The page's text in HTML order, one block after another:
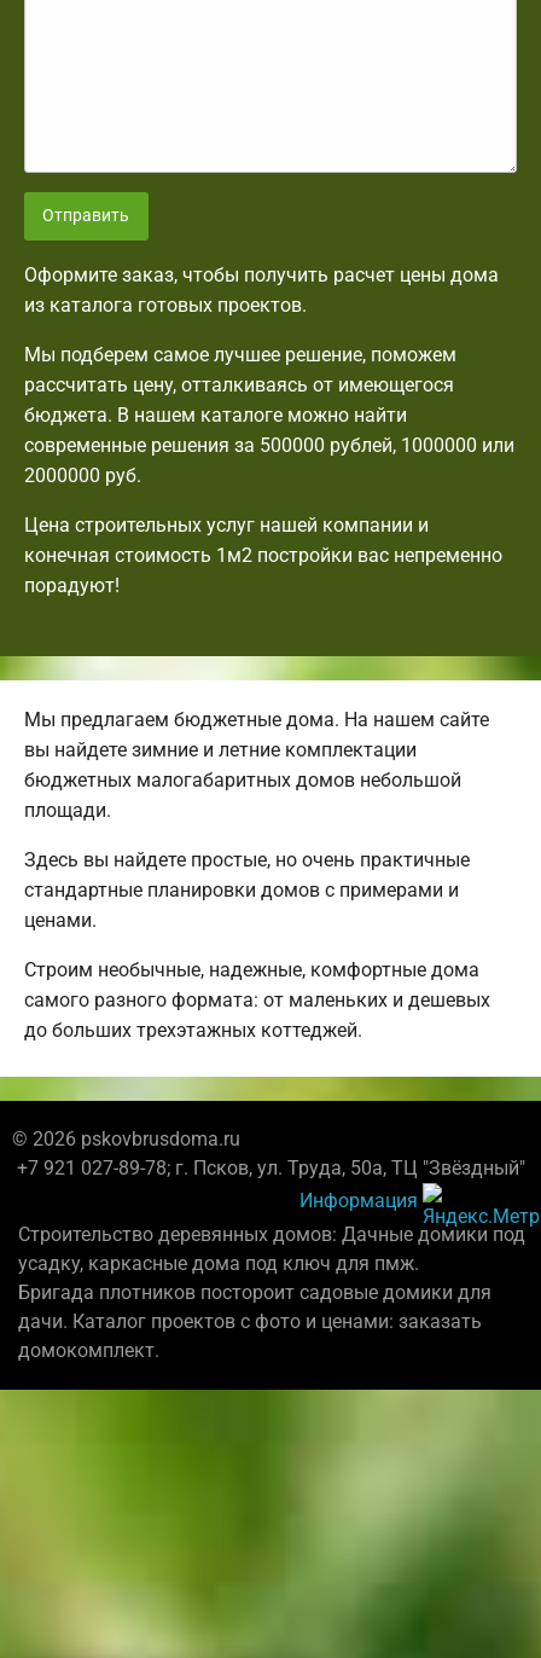
Отправить
Оформите заказ, чтобы получить расчет цены дома
из каталога готовых проектов.
Мы подберем самое лучшее решение, поможем
рассчитать цену, отталкиваясь от имеющегося
бюджета. В нашем каталоге можно найти
современные решения за 500000 рублей, 1000000 или
2000000 руб.
Цена строительных услуг нашей компании и
конечная стоимость 1м2 постройки вас непременно
порадуют!
Мы предлагаем бюджетные дома. На нашем сайте
вы найдете зимние и летние комплектации
бюджетных малогабаритных домов небольшой
площади.
Здесь вы найдете простые, но очень практичные
стандартные планировки домов с примерами и
ценами.
Строим необычные, надежные, комфортные дома
самого разного формата: от маленьких и дешевых
до больших трехэтажных коттеджей.
© 2026 pskovbrusdoma.ru
+7 921 027-89-78; г. Псков, ул. Труда, 50а, ТЦ "Звёздный"
Информация
Строительство деревянных домов: Дачные домики под
усадку, каркасные дома под ключ для пмж.
Бригада плотников постороит садовые домики для
дачи. Каталог проектов с фото и ценами: заказать
домокомплект.